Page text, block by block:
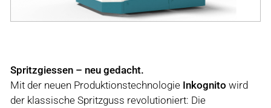
Spritzgiessen – neu gedacht.
Mit der neuen Produktionstechnologie Inkognito wird
der klassische Spritzguss revolutioniert: Die